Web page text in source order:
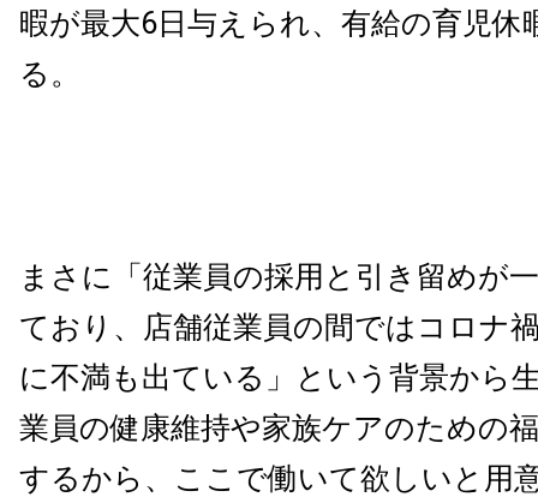
暇が最大6日与えられ、有給の育児休
る。
まさに「従業員の採用と引き留めが
ており、店舗従業員の間ではコロナ
に不満も出ている」という背景から
業員の健康維持や家族ケアのための
するから、ここで働いて欲しいと用